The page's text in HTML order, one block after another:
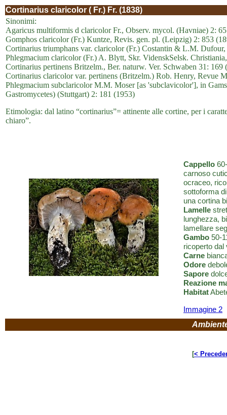
Cortinarius claricolor ( Fr.) Fr. (1838)
Sinonimi:
Agaricus multiformis d claricolor Fr., Observ. mycol. (Havniae) 2:
Gomphos claricolor (Fr.) Kuntze, Revis. gen. pl. (Leipzig) 2: 853
Cortinarius triumphans var. claricolor (Fr.) Costantin & L.M.
Phlegmacium claricolor (Fr.) A. Blytt, Skr. VidenskSelsk.
Cortinarius pertinens Britzelm., Ber. naturw. Ver. Schwaben 31: 169
Cortinarius claricolor var. pertinens (Britzelm.) Rob. Henry, Revue
Phlegmacium subclaricolor M.M. Moser [as 'subclavicolor'], in
Gastromycetes) (Stuttgart) 2: 181 (1953)
Etimologia: dal latino “cortinarius”= attinente alle cortine, per i
chiaro”.
Cappello
carnoso
ocraceo,
sottoforma
una cortina
Lamelle
lunghezza,
lamellare
Gambo 50-
ricoperto dal
Carne
Odore
Sapore
Reazione
Habitat
Immagine 2
[<